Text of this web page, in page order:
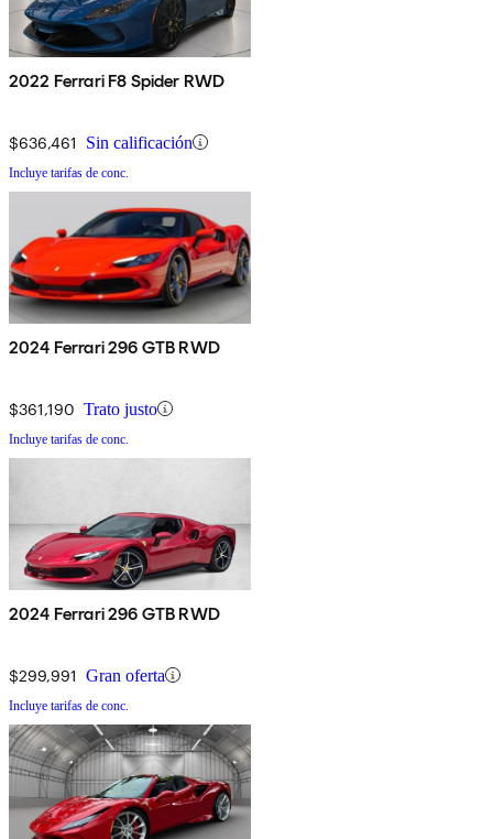
2022 Ferrari F8 Spider RWD
$636,461 Sin calificación
Incluye tarifas de conc.
2024 Ferrari 296 GTB RWD
$361,190 Trato justo
Incluye tarifas de conc.
2024 Ferrari 296 GTB RWD
$299,991 Gran oferta
Incluye tarifas de conc.